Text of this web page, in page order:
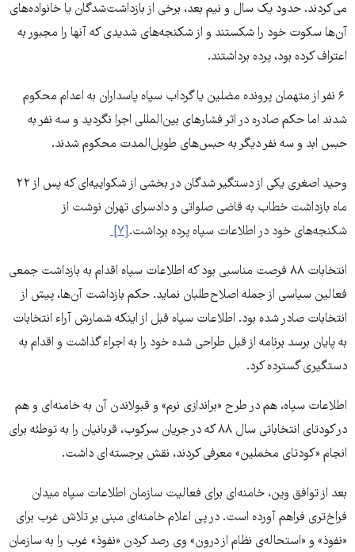
می‌کردند. حدود یک سال و نیم بعد، برخی از بازداشت‌شدگان یا خانواده‌های
آن‌ها سکوت خود را شکستند و از شکنجه‌های شدیدی که آنها را مجبور به
اعتراف کرده بود، پرده برداشتند.
۶ نفر از متهمان پرونده مضلین یا گرداب سپاه پاسداران به اعدام محکوم
شدند اما حکم صادره در اثر فشارهای بین‌المللی اجرا نگردید و سه نفر به
حبس ابد و سه نفر دیگر به حبس‌های طویل‌المدت محکوم شدند.
وحید اصغری یکی از دستگیر شدگان در بخشی از شکواییه‌ای که پس از ۲۲
ماه بازداشت خطاب به قاضی صلواتی و دادسرای تهران نوشت از
شکنجه‌های خود در اطلاعات سپاه پرده برداشت.[۷]
انتخابات ۸۸ فرصت مناسبی بود که اطلاعات سپاه اقدام به بازداشت جمعی
فعالین سیاسی از جمله اصلاح طلبان نماید. حکم بازداشت آن‌ها، پیش از
انتخابات صادر شده بود. اطلاعات سپاه قبل از اینکه شمارش آراء انتخابات
به پایان برسد برنامه از قبل طراحی شده خود را به اجراء گذاشت و اقدام به
دستگیری گسترده کرد.
اطلاعات سپاه، هم در طرح «براندازی نرم» و قبولاندن آن به خامنه ای و هم
در کودتای انتخاباتی سال ٨٨ که در جریان سرکوب، قربانیان را به توطئه‌ برای
انجام «کودتای مخملین» معرفی ‌کردند، نقش برجسته ای داشت.
بعد از توافق وین، خامنه ای برای فعالیت سازمان اطلاعات سپاه میدان
فراخ تری فراهم آورده است. در پی اعلام خامنه‌ای مبنی بر تلاش غرب برای
«نفوذ» و «استحاله‌ی نظام از درون» وی رصد کردن «نفوذ» غرب را به سازمان